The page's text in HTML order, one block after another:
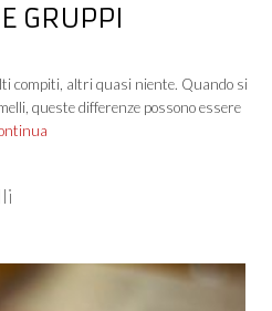
GRUPPI
compiti, altri quasi niente. Quando si
queste differenze possono essere